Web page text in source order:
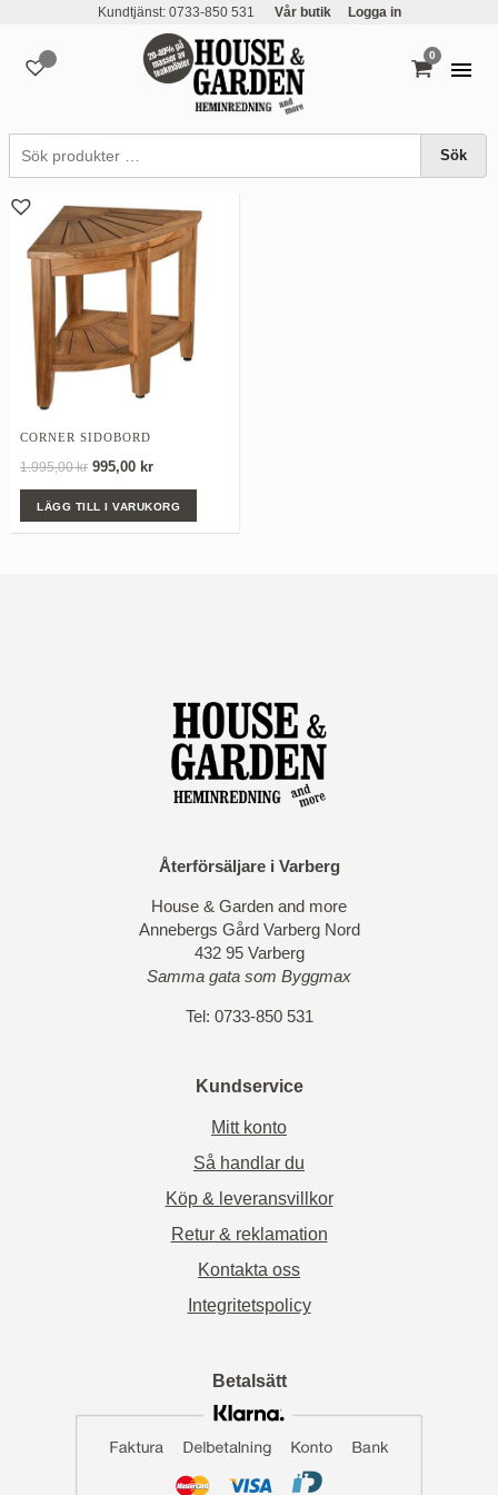
Kundtjänst: 0733-850 531 Vår butik Logga in
Sök
0
varor
naturmaterial
CORNER SIDOBORD
1.995,00kr Det
ursprungliga
priset
var:
995,00 krDet
nuvarande
priset
är:
LÄGG TILL I VARUKORG
Återförsäljare i Varberg
House & Garden and more
Annebergs Gård Varberg Nord
432 95 Varberg
Samma gata som Byggmax
Tel: 0733-850 531
Kundservice
Mitt konto
Så handlar du
Köp & leveransvillkor
Retur & reklamation
Kontakta oss
Integritetspolicy
Betalsätt